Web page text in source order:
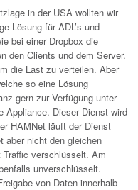
in der USA wollten wir
Lösung für ADL’s und
bei einer Dropbox die
den Clients und dem Server.
die Last zu verteilen. Aber
so eine Lösung
gern zur Verfügung unter
Appliance. Dieser Dienst wird
HAMNet läuft der Dienst
aber nicht den gleichen
Traffic verschlüsselt. Am
unverschlüsselt.
von Daten innerhalb